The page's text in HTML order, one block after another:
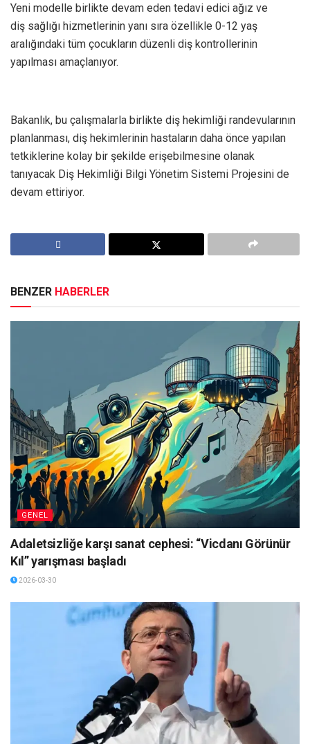
Yeni modelle birlikte devam eden tedavi edici ağız ve
diş sağlığı hizmetlerinin yanı sıra özellikle 0-12 yaş
aralığındaki tüm çocukların düzenli diş kontrollerinin
yapılması amaçlanıyor.
Bakanlık, bu çalışmalarla birlikte diş hekimliği randevularının
planlanması, diş hekimlerinin hastaların daha önce yapılan
tetkiklerine kolay bir şekilde erişebilmesine olanak
tanıyacak Diş Hekimliği Bilgi Yönetim Sistemi Projesini de
devam ettiriyor.
BENZER HABERLER
GENEL
Adaletsizliğe karşı sanat cephesi: “Vicdanı Görünür
Kıl” yarışması başladı
2026-03-30